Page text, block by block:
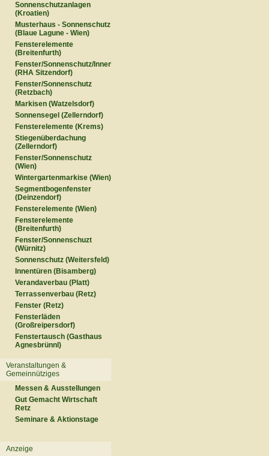
Sonnenschutzanlagen
(Kroatien)
Musterhaus - Sonnenschutz
(Blaue Lagune - Wien)
Fensterelemente
(Breitenfurth)
Fenster/Sonnenschutz/Innentüren
(RHA Sitzendorf)
Fenster/Sonnenschutz
(Retzbach)
Markisen (Watzelsdorf)
Sonnensegel (Zellerndorf)
Fensterelemente (Krems)
Stiegenüberdachung
(Zellerndorf)
Fenster/Sonnenschutz
(Wien)
Wintergartenmarkise (Wien)
Segmentbogenfenster
(Deinzendorf)
Fensterelemente (Wien)
Fensterelemente
(Breitenfurth)
Fenster/Sonnenschuzt
(Würnitz)
Sonnenschutz (Weitersfeld)
Innentüren (Bisamberg)
Verandaverbau (Platt)
Terrassenverbau (Retz)
Fenster (Retz)
Fensterläden
(Großreipersdorf)
Fenstertausch (Gasthaus
Agnesbrünnl)
Veranstaltungen &
Gemeinnütziges
Messen & Ausstellungen
Gut Gemacht Wirtschaft
Retz
Seminare & Aktionstage
Anzeige